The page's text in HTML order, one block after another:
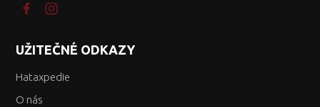
UŽITEČNÉ ODKAZY
Hataxpedie
O nás